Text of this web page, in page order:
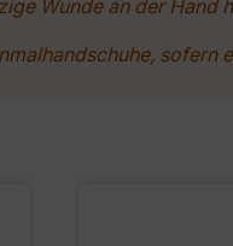
Wunde an der Hand
sofern